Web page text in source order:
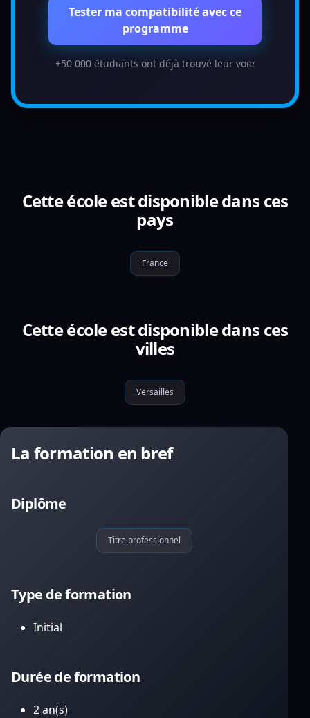
Tester ma compatibilité avec ce
programme
+50 000 étudiants ont déjà trouvé leur voie
Cette école est disponible dans ces
pays
France
Cette école est disponible dans ces
villes
Versailles
La formation en bref
Diplôme
Titre professionnel
Type de formation
Initial
Durée de formation
2 an(s)